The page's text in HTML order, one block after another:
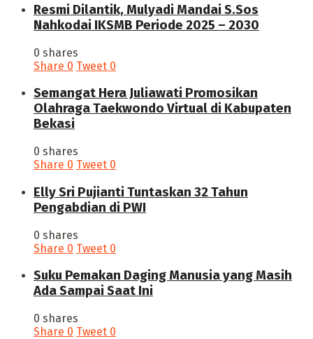
Resmi Dilantik, Mulyadi Mandai S.Sos
Nahkodai IKSMB Periode 2025 – 2030
0 shares
Share 0 Tweet 0
Semangat Hera Juliawati Promosikan
Olahraga Taekwondo Virtual di Kabupaten
Bekasi
0 shares
Share 0 Tweet 0
Elly Sri Pujianti Tuntaskan 32 Tahun
Pengabdian di PWI
0 shares
Share 0 Tweet 0
‎Suku Pemakan Daging Manusia yang Masih
Ada Sampai Saat Ini
0 shares
Share 0 Tweet 0